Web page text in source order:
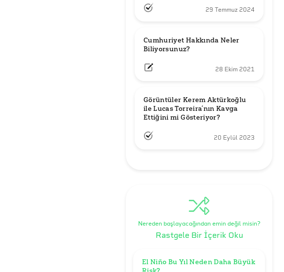
29 Temmuz 2024
Cumhuriyet Hakkında Neler
Biliyorsunuz?
28 Ekim 2021
Görüntüler Kerem Aktürkoğlu
ile Lucas Torreira’nın Kavga
Ettiğini mi Gösteriyor?
20 Eylül 2023
Nereden başlayacağından emin değil misin?
Rastgele Bir İçerik Oku
El Niño Bu Yıl Neden Daha Büyük